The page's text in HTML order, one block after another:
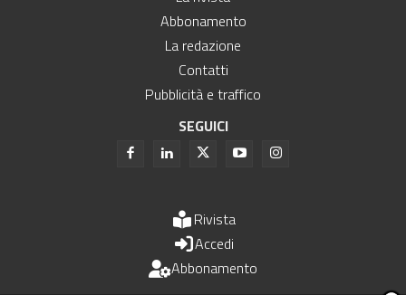
Abbonamento
La redazione
Contatti
Pubblicità e traffico
SEGUICI
Rivista
Accedi
Abbonamento